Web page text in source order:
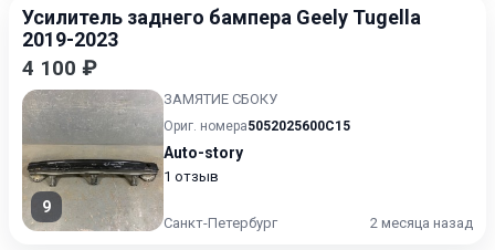
Усилитель заднего бампера Geely Tugella
2019-2023
4 100 ₽
9
ЗАМЯТИЕ СБОКУ
Ориг. номера5052025600C15
Auto-story
1 отзыв
Санкт-Петербург 2 месяца назад